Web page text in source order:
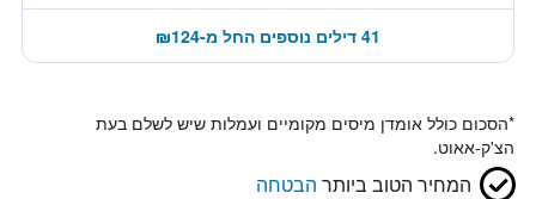
41 דילים נוספים החל מ-₪124
*הסכום כולל אומדן מיסים מקומיים ועמלות שיש לשלם בעת
הצ'ק-אאוט.
המחיר הטוב ביותר הבטחה